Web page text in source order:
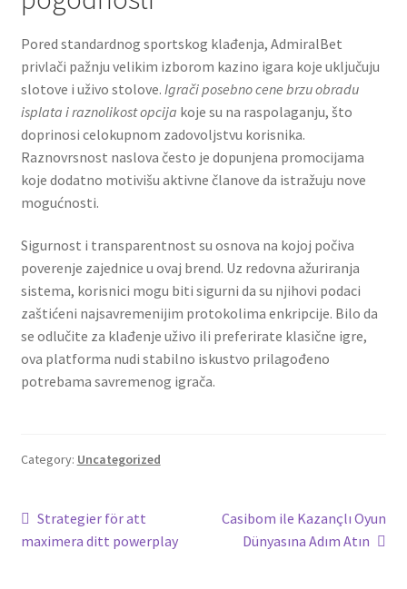
Pored standardnog sportskog klađenja, AdmiralBet
privlači pažnju velikim izborom kazino igara koje uključuju
slotove i uživo stolove. Igrači posebno cene brzu obradu
isplata i raznolikost opcija koje su na raspolaganju, što
doprinosi celokupnom zadovoljstvu korisnika.
Raznovrsnost naslova često je dopunjena promocijama
koje dodatno motivišu aktivne članove da istražuju nove
mogućnosti.
Sigurnost i transparentnost su osnova na kojoj počiva
poverenje zajednice u ovaj brend. Uz redovna ažuriranja
sistema, korisnici mogu biti sigurni da su njihovi podaci
zaštićeni najsavremenijim protokolima enkripcije. Bilo da
se odlučite za klađenje uživo ili preferirate klasične igre,
ova platforma nudi stabilno iskustvo prilagođeno
potrebama savremenog igrača.
Category: Uncategorized
Post
navigation
Previous
post:
Strategier för att
maximera ditt powerplay
Next
post:
Casibom ile Kazançlı Oyun
Dünyasına Adım Atın